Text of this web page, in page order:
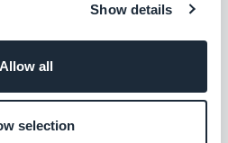
Show details
Allow all
selection
senere